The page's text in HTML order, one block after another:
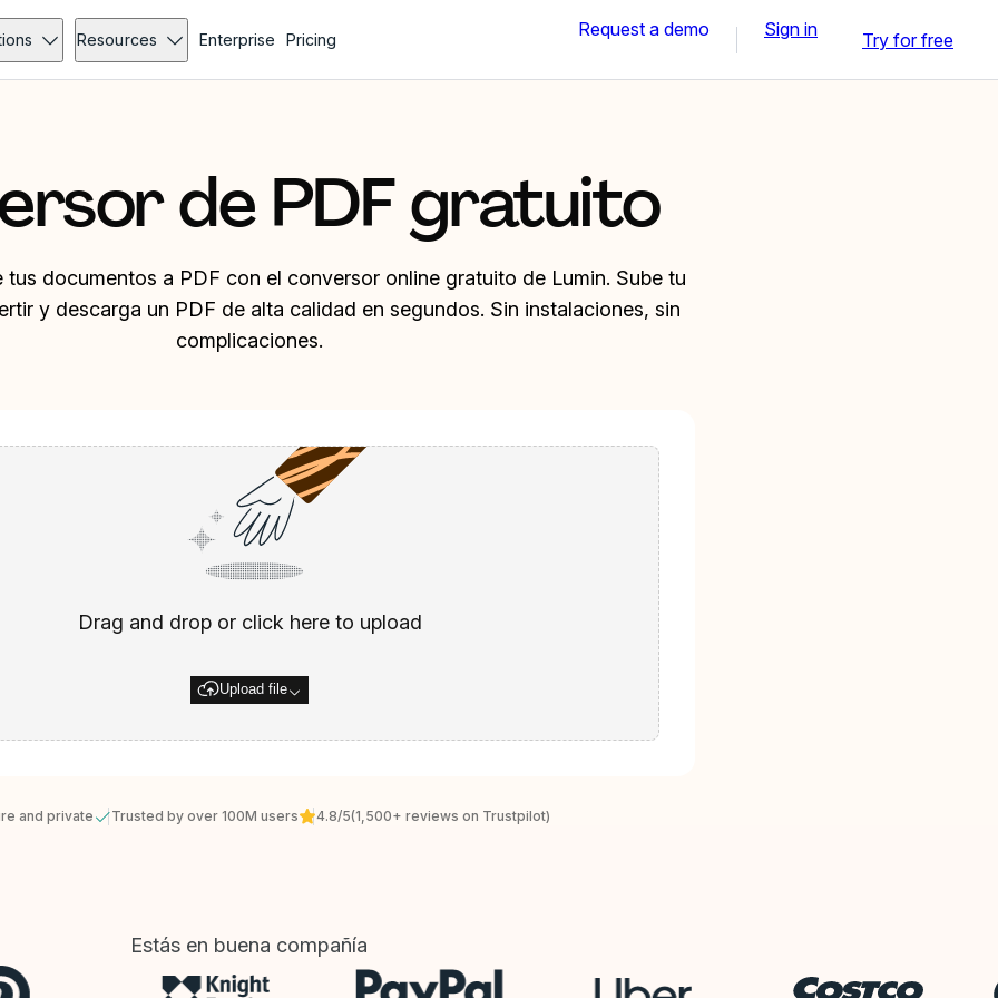
Resources Enterprise Pricing Request a demo Sign in Try for free
de PDF gratuito
documentos a PDF con el conversor online gratuito de Lumin. Sube tu
y descarga un PDF de alta calidad en segundos. Sin instalaciones, sin
complicaciones.
Drag and drop or click here to upload
Upload file
and private Trusted by over 100M users 4.8/5(1,500+ reviews on Trustpilot)
Estás en buena compañía